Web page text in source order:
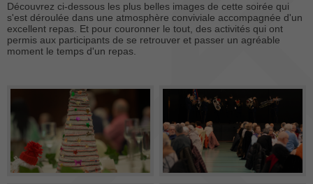
Découvrez ci-dessous les plus belles images de cette soirée qui
s'est déroulée dans une atmosphère conviviale accompagnée d'un
excellent repas. Et pour couronner le tout, des activités qui ont
permis aux participants de se retrouver et passer un agréable
moment le temps d'un repas.